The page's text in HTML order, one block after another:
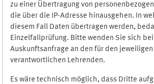
zu einer Übertragung von
die über die IP-Adresse hinausgehen. In
diesem Fall Daten übertragen werden,
Einzelfallprüfung. Bitte wenden Sie sich
Auskunftsanfrage an den für den jeweiligen
verantwortlichen Lehrenden.
Es wäre technisch möglich, dass Dritte